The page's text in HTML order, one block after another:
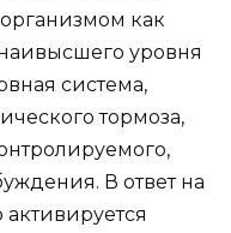
как
уровня
система,
тормоза,
В ответ на